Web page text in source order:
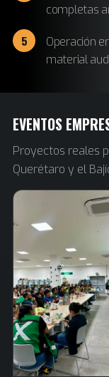
completas
Operación
material
EVENTOS
Proyectos reales
Querétaro y el